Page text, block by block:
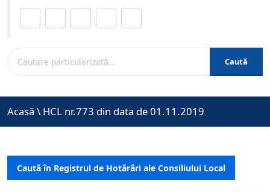
Caută
Acasă \ HCL nr.773 din data de 01.11.2019
Caută în Registrul de Hotărâri ale Consiliului Local